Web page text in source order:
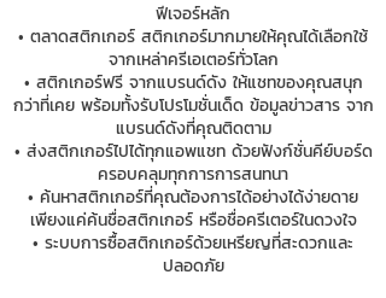
ฟีเจอร์หลัก
• ตลาดสติกเกอร์ สติกเกอร์มากมายให้คุณได้เลือกใช้
จากเหล่าครีเอเตอร์ทั่วโลก
• สติกเกอร์ฟรี จากแบรนด์ดัง ให้แชทของคุณสนุก
กว่าที่เคย พร้อมทั้งรับโปรโมชั่นเด็ด ข้อมูลข่าวสาร จาก
แบรนด์ดังที่คุณติดตาม
• ส่งสติกเกอร์ไปได้ทุกแอพแชท ด้วยฟังก์ชั่นคีย์บอร์ด
ครอบคลุมทุกการการสนทนา
• ค้นหาสติกเกอร์ที่คุณต้องการได้อย่างได้ง่ายดาย
เพียงแค่ค้นชื่อสติกเกอร์ หรือชื่อครีเตอร์ในดวงใจ
• ระบบการซื้อสติกเกอร์ด้วยเหรียญที่สะดวกและ
ปลอดภัย